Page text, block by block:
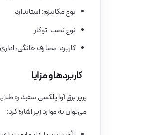
نوع مکانیزم: استاندارد
نوع نصب: توکار
کاربرد: مصارف خانگی،
کاربردها و مزایا
پریز برق آوا پلکسی سفید زه
می‌توان به موارد زیر اشاره کرد: